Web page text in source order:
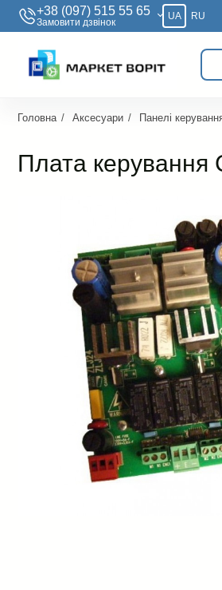
+38 (097) 515 55 65
Замовити дзвiнок
UA RU
Головна Аксесуари Панелі
Плата керування